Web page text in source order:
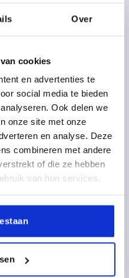
Over
cookies
en advertenties te
social media te bieden
Ook delen we
onze site met onze
en analyse. Deze
combineren met andere
of die ze hebben
van hun services.
DOORGAANDE BORING,
ANTRACIETGRIJS
GATAFSTAND=140